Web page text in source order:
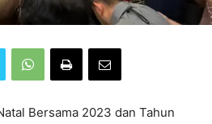
Bersama 2023 dan Tahun